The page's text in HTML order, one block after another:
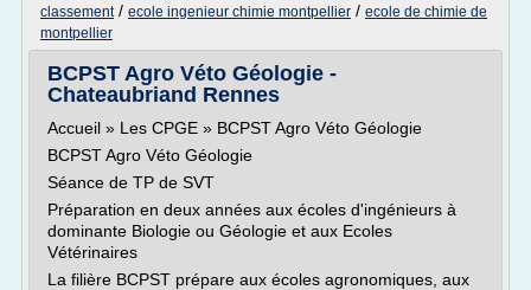
classement/ ecole ingenieur chimie montpellier / ecole de chimie de
montpellier
BCPST Agro Véto Géologie -
Chateaubriand Rennes
Accueil » Les CPGE » BCPST Agro Véto Géologie
BCPST Agro Véto Géologie
Séance de TP de SVT
Préparation en deux années aux écoles d'ingénieurs à
dominante Biologie ou Géologie et aux Ecoles
Vétérinaires
La filière BCPST prépare aux écoles agronomiques, aux